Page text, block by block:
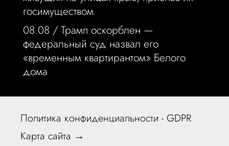
госимуществом
08.08 / Трамп оскорблен —
федеральный суд назвал его
«временным квартирантом» Белого
дома
Политика конфиденциальности - GDPR
Карта сайта →